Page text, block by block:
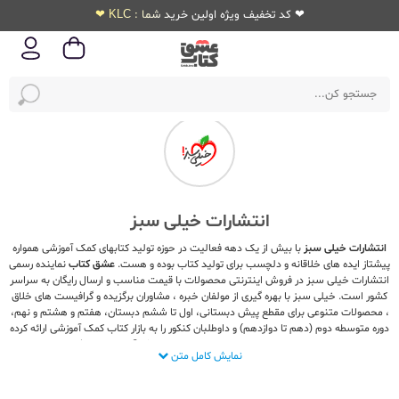
❤ کد تخفیف ویژه اولین خرید شما : KLC ❤
انتشارات خیلی سبز
انتشارات خیلی سبز با بیش از یک دهه فعالیت در حوزه تولید کتابهای کمک آموزشی همواره
پیشتاز ایده های خلاقانه و دلچسب برای تولید کتاب بوده و هست. عشق کتابنماینده رسمی
انتشارات خیلی سبز در فروش اینترنتی محصولات با قیمت مناسب و ارسال رایگان به سراسر
کشور است. خیلی سبز با بهره گیری از مولفان خبره ، مشاوران برگزیده و گرافیست های خلاق
، محصولات متنوعی برای مقطع پیش دبستانی، اول تا ششم دبستان، هفتم و هشتم و نهم،
دوره متوسطه دوم (دهم تا دوازدهم) و داوطلبان کنکور را به بازار کتاب کمک آموزشی ارائه کرده
است که از نظر کیفیت محتوا و بصری ، کلیه نیازهای دانش آموزان را برطرف نموده است.
کتابهای انتشارات خیلی سبز در دسته‌بندی های متفاوتی تولید میگردد که هر کدام مخاطبان
نمایش کامل متن